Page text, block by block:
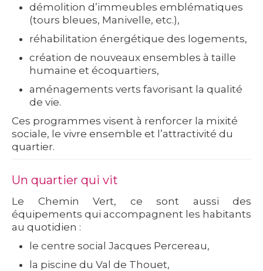
démolition d’immeubles emblématiques
(tours bleues, Manivelle, etc.),
réhabilitation énergétique des logements,
création de nouveaux ensembles à taille
humaine et écoquartiers,
aménagements verts favorisant la qualité
de vie.
Ces programmes visent à renforcer la mixité
sociale, le vivre ensemble et l’attractivité du
quartier.
Un quartier qui vit
Le Chemin Vert, ce sont aussi des
équipements qui accompagnent les habitants
au quotidien :
le centre social Jacques Percereau,
la piscine du Val de Thouet,